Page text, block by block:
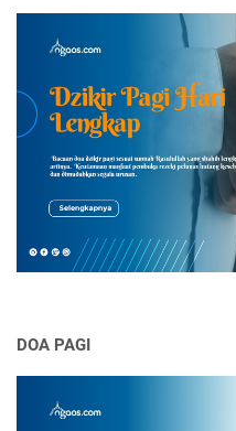
DOA PAGI